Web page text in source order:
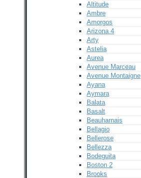
Altitude
Ambre
Amorgos
Arizona 4
Arty
Astelia
Aurea
Avenue Marceau
Avenue Montaigne
Ayana
Aymara
Balata
Basalt
Beauharnais
Bellagio
Bellerose
Bellezza
Bodeguita
Boston 2
Brooks